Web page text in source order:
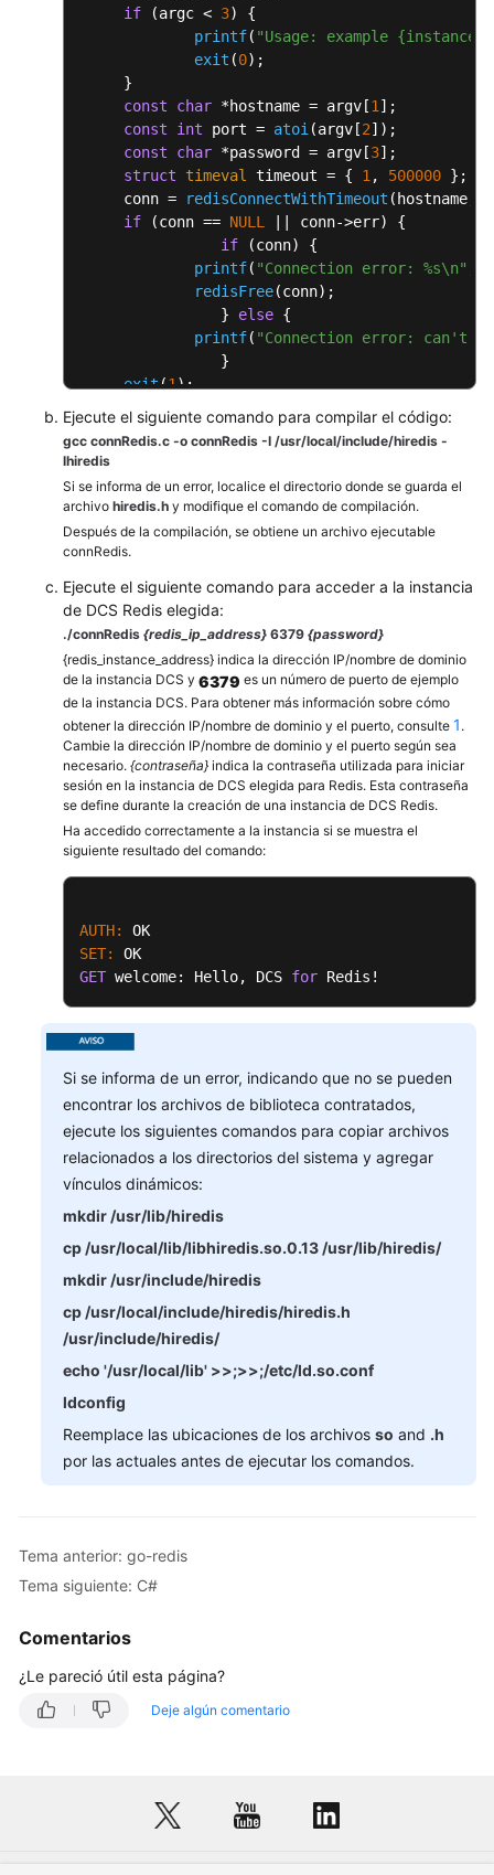
C++
PHP
Node.js
Acceso
instancia
de
DCS
para
Redis
4.0/5.0
a
una
instancia
de
DCS
compatible
con
Memcached
Funcionamiento
de
instancias
de
Gestión
instancias
de
Copia
de
seguridad
y
instancias
Migración
de
de
instancia
Plantillas
Gestión
de
contraseñas
Cuotas
Monitoreo
if (argc < 3) {
printf( "Usage: example
exit (0);
     }
const
char *hostname = argv[1 ];
const
int port = atoi (argv[2]);
const
char *password = argv[3];
struct
timeval timeout = { 1 , 500000 };
     conn =
redisConnectWithTimeout
if (conn == NULL
|| conn->err) {
if (conn) {
printf( "Connection error: %s\n"
redisFree(conn);
		}
else {
printf( "Connection error: can't
exit (1 );
     }
/* AUTH */
     reply =
redisCommand (conn, "AUTH %s"
freeReplyObject(reply);
/* Set */
printf("SET: %s\n", reply->str);
freeReplyObject
/* Get */
     reply =
redisCommand(conn,"GET welcome"
printf("GET welcome: %s\n", reply->str);
freeReplyObject(reply);
/* Disconnects and frees the context */
redisFree(conn);
return
0;
}
Ejecute el siguiente comando para compilar el código:
gcc connRedis.c -o connRedis -I /usr/local/include/hiredis -
lhiredis
Si se informa de un error, localice el directorio donde se guarda el
archivo hiredis.h y modifique el comando de compilación.
Después de la compilación, se obtiene un archivo ejecutable
connRedis.
Ejecute el siguiente comando para acceder a la instancia
de DCS Redis elegida:
./connRedis {redis_ip_address} 6379 {password}
{redis_instance_address} indica la dirección IP/nombre de dominio
de la instancia DCS y 6379 es un número de puerto de ejemplo
de la instancia DCS. Para obtener más información sobre cómo
obtener la dirección IP/nombre de dominio y el puerto, consulte 1 .
Cambie la dirección IP/nombre de dominio y el puerto según sea
necesario. {contraseña} indica la contraseña utilizada para iniciar
sesión en la instancia de DCS elegida para Redis. Esta contraseña
se define durante la creación de una instancia de DCS Redis.
Ha accedido correctamente a la instancia si se muestra el
siguiente resultado del comando:
AUTH:
SET:
GET welcome: Hello, DCS for Redis!
Si se informa de un error, indicando que no se pueden
encontrar los archivos de biblioteca contratados,
ejecute los siguientes comandos para copiar archivos
relacionados a los directorios del sistema y agregar
vínculos dinámicos:
mkdir /usr/lib/hiredis
cp /usr/local/lib/libhiredis.so.0.13 /usr/lib/hiredis/
mkdir /usr/include/hiredis
cp /usr/local/include/hiredis/hiredis.h
/usr/include/hiredis/
echo '/usr/local/lib' >>;>>;/etc/ld.so.conf
ldconfig
Reemplace las ubicaciones de los archivos so and .h
por las actuales antes de ejecutar los comandos.
Tema anterior: go-redis
Tema siguiente: C#
Comentarios
¿Le pareció útil esta página?
Deje algún comentario